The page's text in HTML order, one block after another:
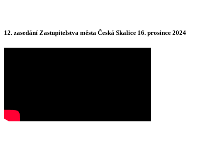
12. zasedání Zastupitelstva města Česká Skalice 16. prosince 2024